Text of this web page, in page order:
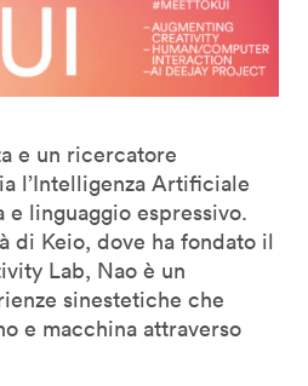
e un ricercatore
l’Intelligenza Artificiale
linguaggio espressivo.
di Keio, dove ha fondato il
Lab, Nao è un
sinestetiche che
e macchina attraverso